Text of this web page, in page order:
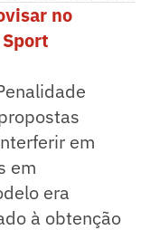
no
em
em
era
à obtenção